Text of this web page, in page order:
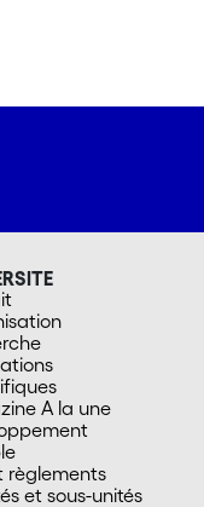
A la une
règlements
et sous-unités